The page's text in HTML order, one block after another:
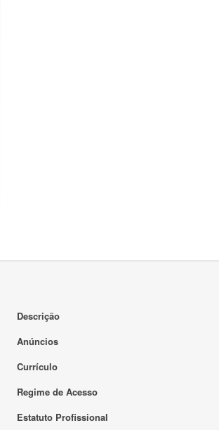
Descrição
Anúncios
Currículo
Regime de Acesso
Estatuto Profissional